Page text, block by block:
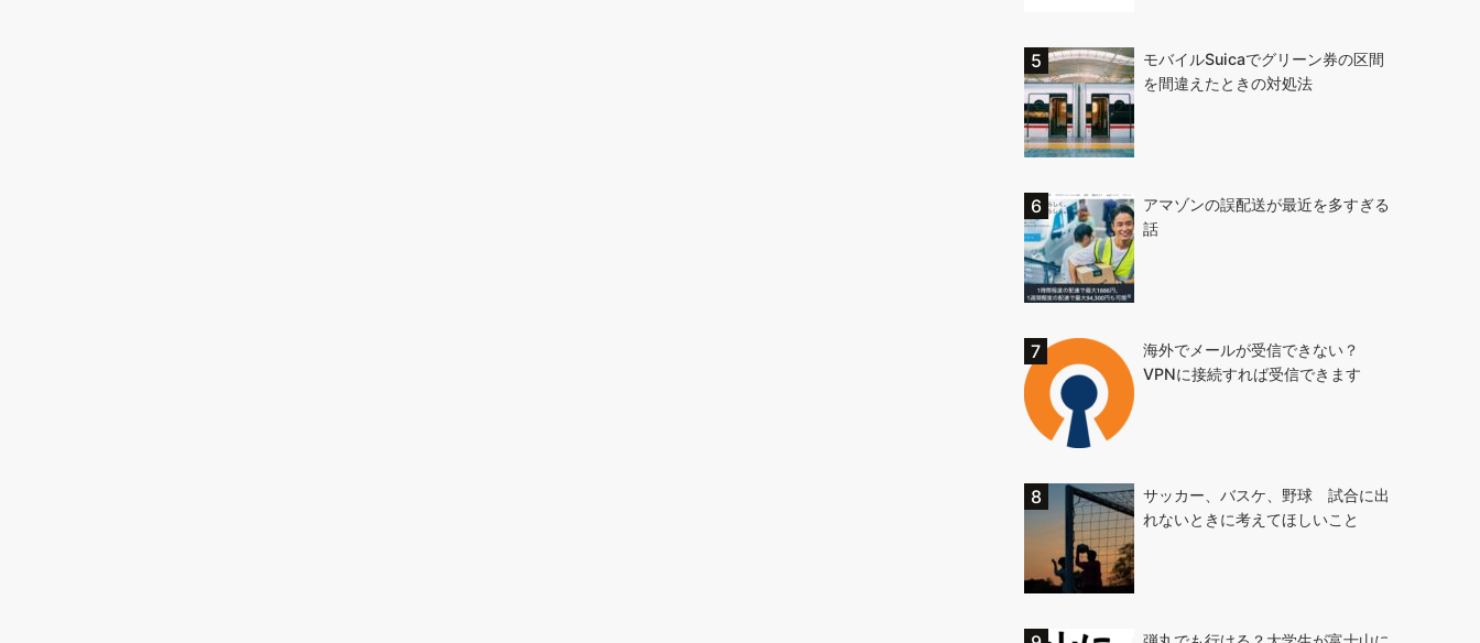
モバイルSuicaでグリーン券の区間
を間違えたときの対処法
アマゾンの誤配送が最近を多すぎる
話
海外でメールが受信できない？
VPNに接続すれば受信できます
サッカー、バスケ、野球 試合に出
れないときに考えてほしいこと